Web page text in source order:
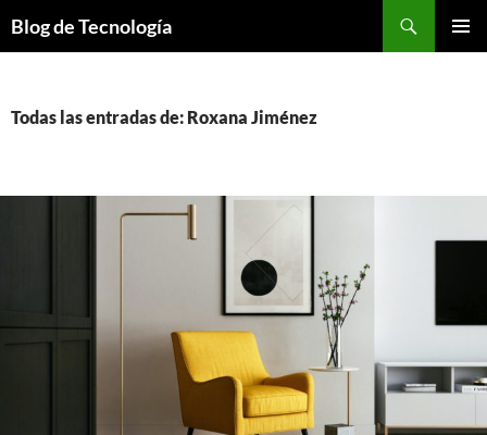
Blog de Tecnología
Todas las entradas de: Roxana Jiménez